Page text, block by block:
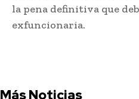
la pena definitiva que
exfuncionaria.
Más Noticias